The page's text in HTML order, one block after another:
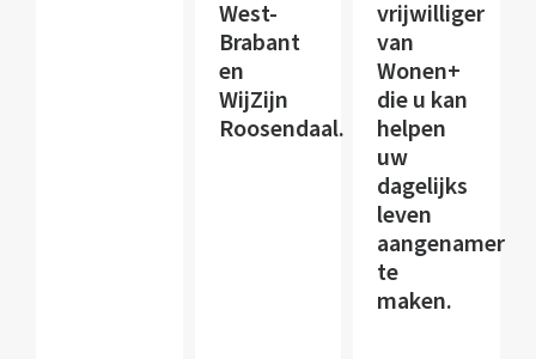
West-
Brabant
en
WijZijn
Roosendaal.
vrijwilliger
van
Wonen+
die u kan
helpen
uw
dagelijks
leven
aangenamer
te
maken.